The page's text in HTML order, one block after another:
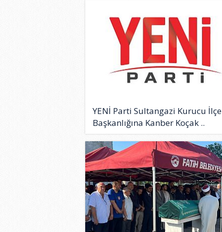
YENİ Parti Sultangazi Kurucu İlçe
Başkanlığına Kanber Koçak ..